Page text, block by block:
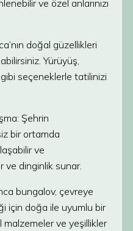
ve özel anlarınızı
doğal güzellikleri
Yürüyüş,
seçeneklerle tatilinizi
Şehrin
bir ortamda
ve
ve dinginlik sunar.
bungalov, çevreye
için doğa ile uyumlu bir
malzemeler ve yeşillikler